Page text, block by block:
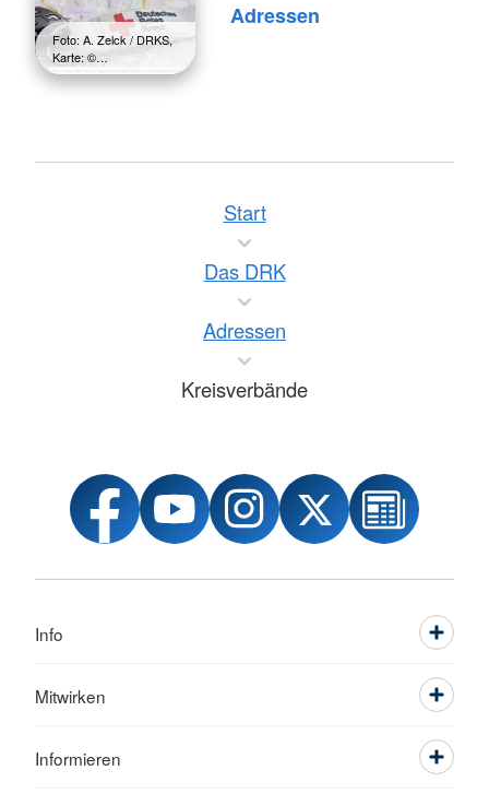
Foto: A. Zelck / DRKS,
Karte: ©…
Adressen
Start
Das DRK
Adressen
Kreisverbände
Info
Mitwirken
Informieren